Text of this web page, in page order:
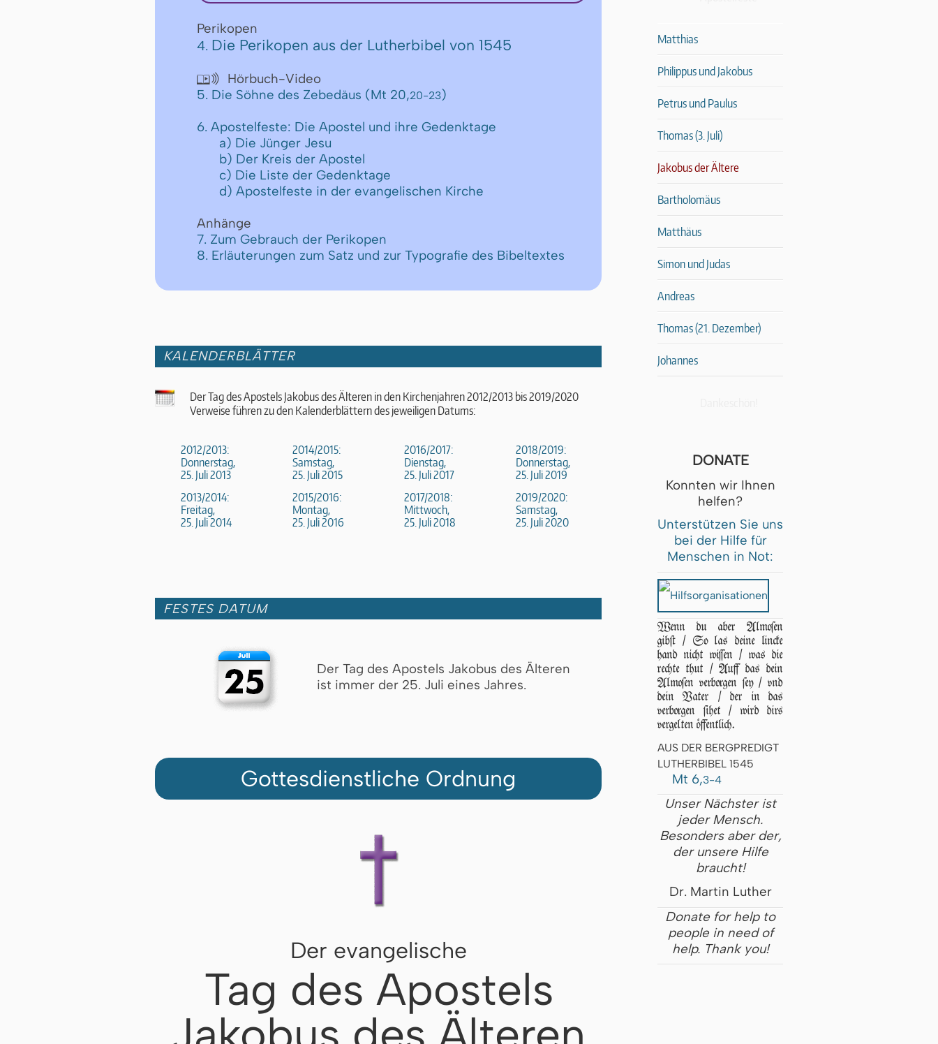
Perikopen
4. Die Perikopen aus der Lutherbibel von 1545

Hörbuch-Video
5. Die Söhne des Zebedäus (Mt 20,20-23)
6. Apostelfeste: Die Apostel und ihre Gedenktage
a) Die Jünger Jesu
b) Der Kreis der Apostel
c) Die Liste der Gedenktage
d) Apostelfeste in der evangelischen Kirche
Anhänge
7. Zum Gebrauch der Perikopen
8. Erläuterungen zum Satz und zur Typografie des Bibeltextes
KALENDERBLÄTTER
Der Tag des Apostels Jakobus des Älteren in den Kirchenjahren 2012/2013 bis 2019/2020
Verweise führen zu den Kalenderblättern des jeweiligen Datums:
2012/2013:
Donnerstag,
25. Juli 2013
2013/2014:
Freitag,
25. Juli 2014
2014/2015:
Samstag,
25. Juli 2015
2015/2016:
Montag,
25. Juli 2016
2016/2017:
Dienstag,
25. Juli 2017
2017/2018:
Mittwoch,
25. Juli 2018
2018/2019:
Donnerstag,
25. Juli 2019
2019/2020:
Samstag,
25. Juli 2020
FESTES DATUM
Der Tag des Apostels Jakobus des Älteren
ist immer der 25. Juli eines Jahres.
Gottesdienstliche Ordnung
Der evangelische
Tag des Apostels
Matthias
Philippus und Jakobus
Petrus und Paulus
Thomas (3. Juli)
Jakobus der Ältere
Bartholomäus
Matthäus
Simon und Judas
Andreas
Thomas (21. Dezember)
Johannes
DONATE
Konnten wir Ihnen
helfen?
Unterstützen Sie uns
bei der Hilfe für
Menschen in Not:
Wenn du aber Almoſen
gibſt / So las deine lincke
hand nicht wiſſen / was die
rechte thut / Auff das dein
Almoſen verborgen ſey / vnd
dein Vater / der in das
verborgen ſihet / wird dirs
vergelten öffentlich.
AUS DER BERGPREDIGT
LUTHERBIBEL 1545
Mt 6,3-4
Unser Nächster ist
jeder Mensch.
Besonders aber der,
der unsere Hilfe
braucht!
Dr. Martin Luther
Donate for help to
people in need of
help. Thank you!